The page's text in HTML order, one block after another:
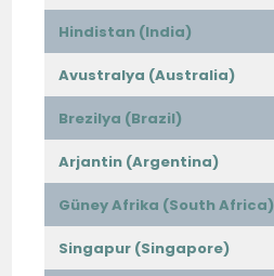
Hindistan (India)
Avustralya (Australia)
Brezilya (Brazil)
Arjantin (Argentina)
Güney Afrika (South Africa)
Singapur (Singapore)